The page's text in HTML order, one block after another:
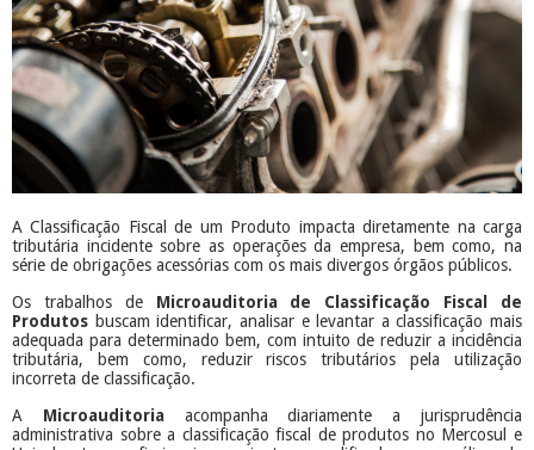
A Classificação Fiscal de um Produto impacta diretamente na carga
tributária incidente sobre as operações da empresa, bem como, na
série de obrigações acessórias com os mais divergos órgãos públicos.
Os trabalhos de Microauditoria de Classificação Fiscal de
Produtos buscam identificar, analisar e levantar a classificação mais
adequada para determinado bem, com intuito de reduzir a incidência
tributária, bem como, reduzir riscos tributários pela utilização
incorreta de classificação.
A Microauditoria acompanha diariamente a jurisprudência
administrativa sobre a classificação fiscal de produtos no Mercosul e